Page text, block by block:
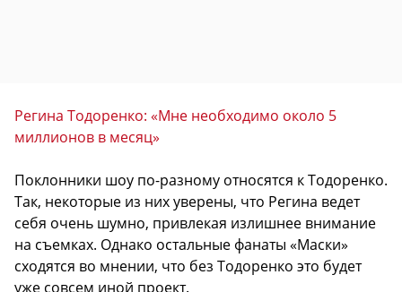
Регина Тодоренко: «Мне необходимо около 5
миллионов в месяц»
Поклонники шоу по-разному относятся к Тодоренко.
Так, некоторые из них уверены, что Регина ведет
себя очень шумно, привлекая излишнее внимание
на съемках. Однако остальные фанаты «Маски»
сходятся во мнении, что без Тодоренко это будет
уже совсем иной проект.